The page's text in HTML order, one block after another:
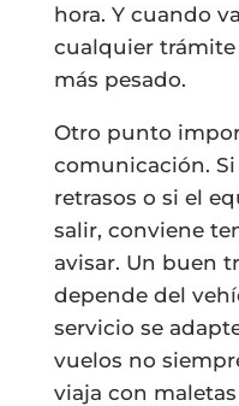
hora. Y cuando
cualquier
más pesado.
Otro punto
comunicación.
retrasos o si el
salir, conviene
avisar. Un buen
depende del
servicio se
vuelos no
viaja con